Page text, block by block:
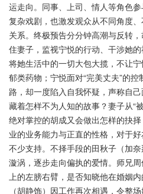
运走向。同事、上司、情人等角色
复杂戏剧，也激发观众从不同角度
关系。终极预告分分钟高潮与反转
住妻子，监视宁悦的行动、干涉她
将她生活中的一切大包大揽，不让
郁类药物；宁悦面对“完美丈夫”的
路，却一度陷入自我怀疑，声称自
藏着怎样不为人知的故事？妻子从“
绝对掌控的胡成又会做出怎样的抉
业的业务能力与正直的性格，对于
不少支持。不择手段的田秋子（加
漩涡，逐步走向偏执的爱情。师兄
上的左膀右臂，是否知晓他在婚姻
（胡静饰）因工作再次相遇，令整